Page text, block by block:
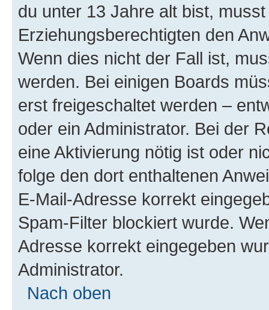
du unter 13 Jahre alt bist,
Erziehungsberechtigten den
Wenn dies nicht der Fall ist,
werden. Bei einigen Boards
erst freigeschaltet werden –
oder ein Administrator. Bei der
eine Aktivierung nötig ist oder
folge den dort enthaltenen
E-Mail-Adresse korrekt
Spam-Filter blockiert wurde.
Adresse korrekt eingegeben
Administrator.
Nach oben